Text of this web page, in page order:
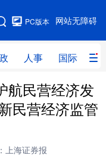
网站无障碍
PC版本
人事 国际 财
政 人事
评 港澳
航民营经济发
民营经济监管
上海证券报